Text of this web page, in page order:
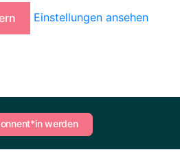
Einstellungen ansehen
werden